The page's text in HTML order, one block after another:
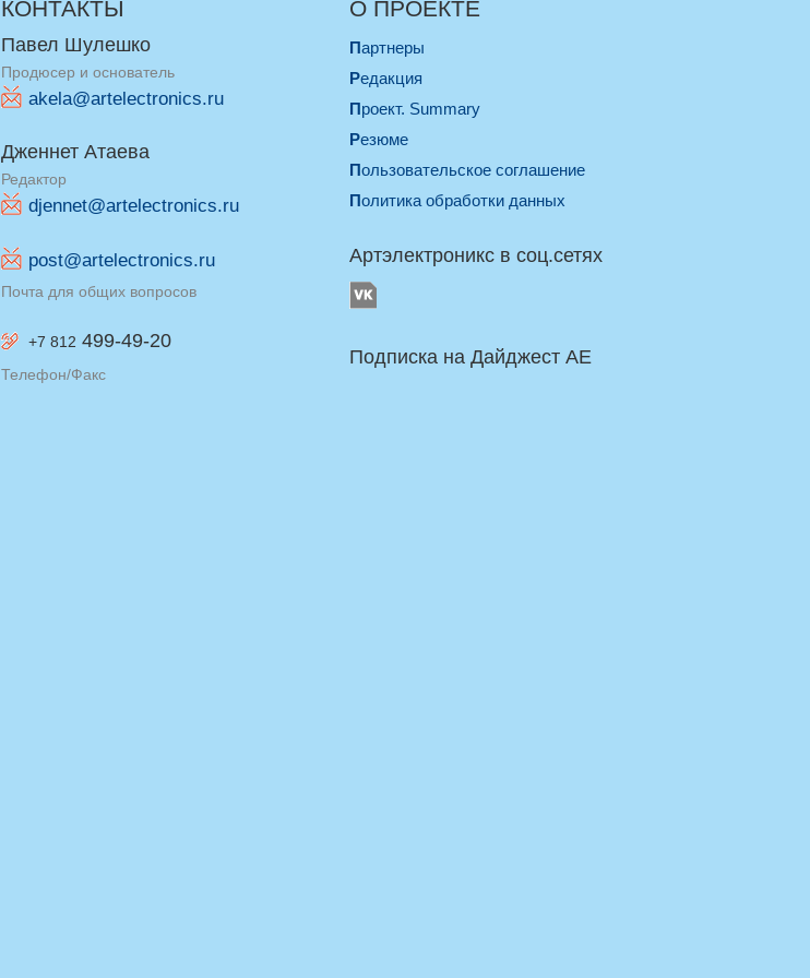
КОНТАКТЫ
Павел Шулешко
Продюсер и основатель
akela@artelectronics.ru
Дженнет Атаева
Редактор
djennet@artelectronics.ru
post@artelectronics.ru
Почта для общих вопросов
+7 812 499-49-20
Телефон/Факс
О ПРОЕКТЕ
Партнеры
Редакция
Проект. Summary
Резюме
Пользовательское соглашение
Политика обработки данных
Артэлектроникс в соц.сетях
Подписка на Дайджест AE